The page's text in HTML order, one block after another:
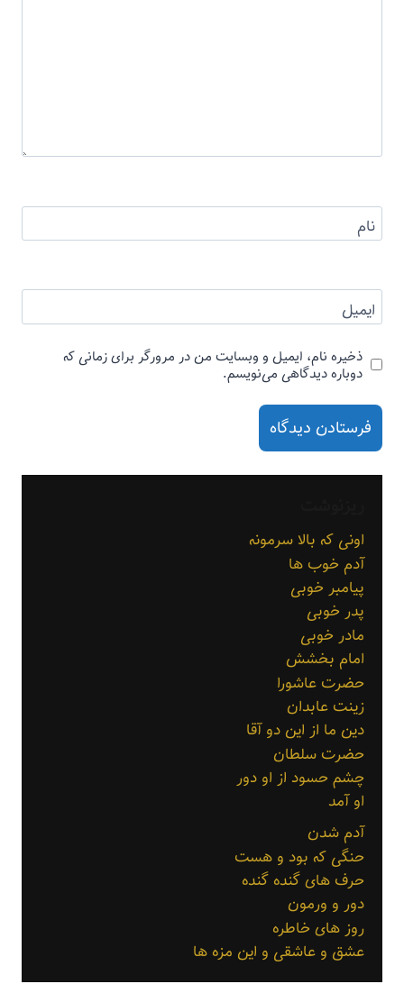
نام
ایمیل
ذخیره نام، ایمیل و وبسایت من در مرورگر برای زمانی که
دوباره دیدگاهی می‌نویسم.
اونی که بالا سرمونه
آدم خوب ها
پیامبر خوبی
پدر خوبی
مادر خوبی
امام بخشش
حضرت عاشورا
زینت عابدان
دین ما از این دو آقا
حضرت سلطان
چشم حسود از او دور
او آمد
آدم شدن
حنگی که بود و هست
حرف های گنده گنده
دور و ورمون
روز های خاطره
عشق و عاشقی و این مزه ها